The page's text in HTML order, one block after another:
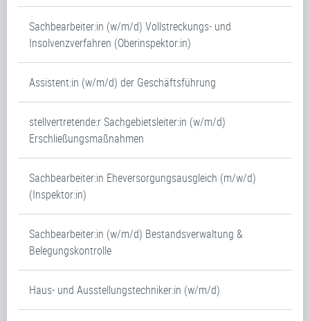
Sachbearbeiter:in (w/m/d) Vollstreckungs- und
Insolvenzverfahren (Oberinspektor:in)
Assistent:in (w/m/d) der Geschäftsführung
stellvertretende:r Sachgebietsleiter:in (w/m/d)
Erschließungsmaßnahmen
Sachbearbeiter:in Eheversorgungsausgleich (m/w/d)
(Inspektor:in)
Sachbearbeiter:in (w/m/d) Bestandsverwaltung &
Belegungskontrolle
Haus- und Ausstellungstechniker:in (w/m/d)